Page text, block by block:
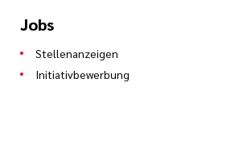
Jobs
Stellenanzeigen
Initiativbewerbung